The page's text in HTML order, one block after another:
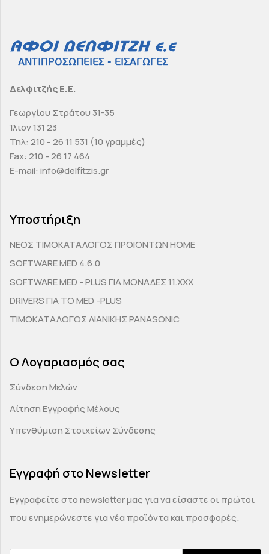
Δελφιτζής Ε.Ε.
Γεωργίου Στράτου 31-35
Ίλιον 131 23
Τηλ: 210 - 26 11 531 (10 γραμμές)
Fax: 210 - 26 17 464
E-mail: info@delfitzis.gr
Υποστήριξη
ΝΕΟΣ ΤΙΜΟΚΑΤΑΛΟΓΟΣ ΠΡΟΙΟΝΤΩΝ HOME
SOFTWARE MED 4.6.0
SOFTWARE MED - PLUS ΓΙΑ ΜΟΝΑΔΕΣ 11.ΧΧΧ
DRIVERS ΓΙΑ ΤΟ MED -PLUS
ΤΙΜΟΚΑΤΑΛΟΓΟΣ ΛΙΑΝΙΚΗΣ PANASONIC
Ο Λογαριασμός σας
Σύνδεση Μελών
Αίτηση Εγγραφής Μέλους
Υπενθύμιση Στοιχείων Σύνδεσης
Εγγραφή στο Newsletter
Εγγραφείτε στο newsletter μας για να είσαστε οι πρώτοι
που ενημερώνεστε για νέα προϊόντα και προσφορές.